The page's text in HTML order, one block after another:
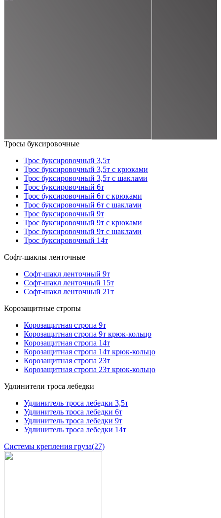
Тросы буксировочные
Трос буксировочный 3,5т
Трос буксировочный 3,5т с крюками
Трос буксировочный 3,5т с шаклами
Трос буксировочный 6т
Трос буксировочный 6т с крюками
Трос буксировочный 6т с шаклами
Трос буксировочный 9т
Трос буксировочный 9т с крюками
Трос буксировочный 9т с шаклами
Трос буксировочный 14т
Софт-шаклы ленточные
Софт-шакл ленточный 9т
Софт-шакл ленточный 15т
Софт-шакл ленточный 21т
Корозащитные стропы
Корозащитная стропа 9т
Корозащитная стропа 9т крюк-кольцо
Корозащитная стропа 14т
Корозащитная стропа 14т крюк-кольцо
Корозащитная стропа 23т
Корозащитная стропа 23т крюк-кольцо
Удлинители троса лебедки
Удлинитель троса лебедки 3,5т
Удлинитель троса лебедки 6т
Удлинитель троса лебедки 9т
Удлинитель троса лебедки 14т
Системы крепления груза(27)